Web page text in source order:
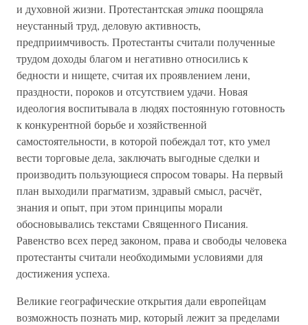
и духовной жизни. Протестантскаяэтикапоощряла
неустанный труд, деловую активность,
предприимчивость. Протестанты считали полученные
трудом доходы благом и негативно относились к
бедности и нищете, считая их проявлением лени,
праздности, пороков и отсутствием удачи. Новая
идеология воспитывала в людях постоянную готовность
к конкурентной борьбе и хозяйственной
самостоятельности, в которой побеждал тот, кто умел
вести торговые дела, заключать выгодные сделки и
производить пользующиеся спросом товары. На первый
план выходили прагматизм, здравый смысл, расчёт,
знания и опыт, при этом принципы морали
обосновывались текстами Священного Писания.
Равенство всех перед законом, права и свободы человека
протестанты считали необходимыми условиями для
достижения успеха.
Великие географические открытия дали европейцам
возможность познать мир, который лежит за пределами